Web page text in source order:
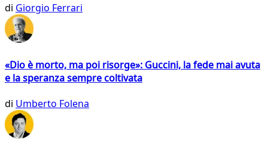
di Giorgio Ferrari
«Dio è morto, ma poi risorge»: Guccini, la fede mai avuta
e la speranza sempre coltivata
di Umberto Folena